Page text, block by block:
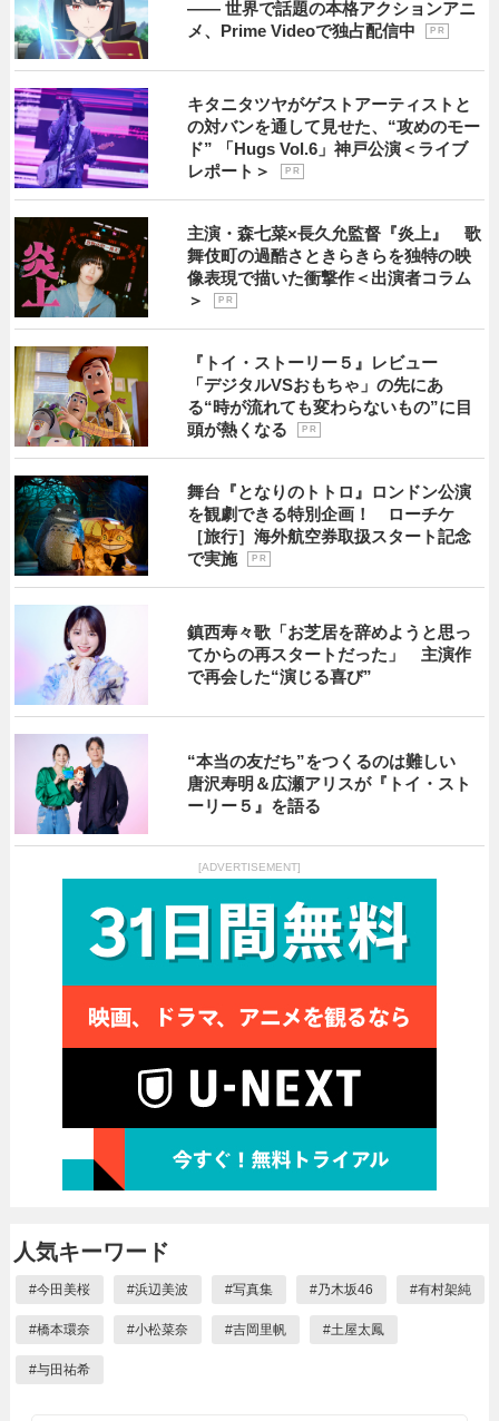
―― 世界で話題の本格アクションアニ
メ、Prime Videoで独占配信中
P R
キタニタツヤがゲストアーティストと
の対バンを通して見せた、“攻めのモー
ド” 「Hugs Vol.6」神戸公演＜ライブ
レポート＞
P R
主演・森七菜×長久允監督『炎上』 歌
舞伎町の過酷さときらきらを独特の映
像表現で描いた衝撃作＜出演者コラム
＞
P R
『トイ・ストーリー５』レビュー
「デジタルVSおもちゃ」の先にあ
る“時が流れても変わらないもの”に目
頭が熱くなる
P R
舞台『となりのトトロ』ロンドン公演
を観劇できる特別企画！ ローチケ
［旅行］海外航空券取扱スタート記念
で実施
P R
鎮西寿々歌「お芝居を辞めようと思っ
てからの再スタートだった」 主演作
で再会した“演じる喜び”
“本当の友だち”をつくるのは難しい
唐沢寿明＆広瀬アリスが『トイ・スト
ーリー５』を語る
[ADVERTISEMENT]
人気キーワード
#今田美桜 #浜辺美波 #写真集 #乃木坂46 #有村架純
#橋本環奈 #小松菜奈 #吉岡里帆 #土屋太鳳
#与田祐希